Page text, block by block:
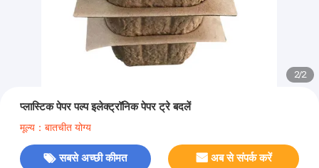
2/2
प्लास्टिक पेपर पल्प इलेक्ट्रॉनिक पेपर ट्रे बदलें
मूल्य：बातचीत योग्य
सबसे अच्छी कीमत अब से संपर्क करें